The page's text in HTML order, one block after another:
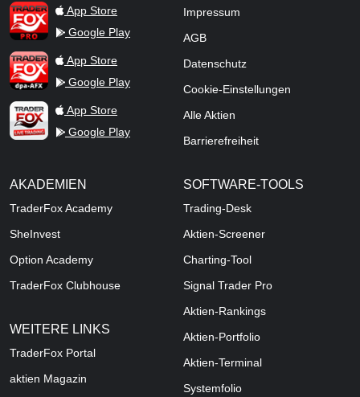
TraderFox ProApp Store
Google Play
TraderFox dpa-AFX ProFeed
App Store
Google Play
TraderFox Live Trading
App Store
Google Play
Impressum
AGB
Datenschutz
Cookie-Einstellungen
Alle Aktien
Barrierefreiheit
AKADEMIEN
TraderFox Academy
SheInvest
Option Academy
TraderFox Clubhouse
WEITERE LINKS
TraderFox Portal
aktien Magazin
SOFTWARE-TOOLS
Trading-Desk
Aktien-Screener
Charting-Tool
Signal Trader Pro
Aktien-Rankings
Aktien-Portfolio
Aktien-Terminal
Systemfolio